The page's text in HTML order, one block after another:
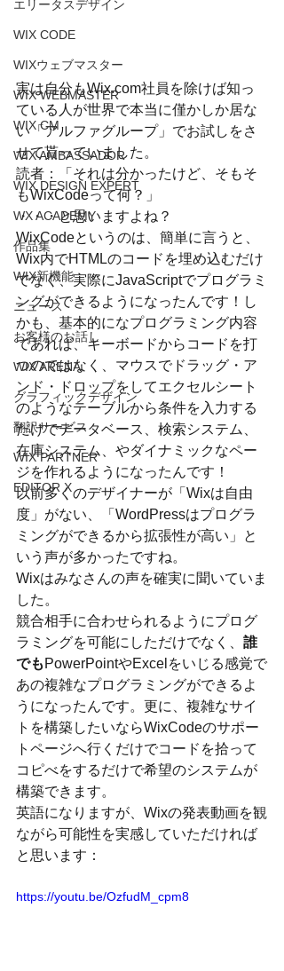
エリータスデザイン
WIX CODE
WIXウェブマスター
WIX WEBMASTER
WIX CM
WIX AMBASSADOR
WIX DESIGN EXPERT
WX ACADEMY
作品集
WIX新機能
ニュース
お客様のお話し
WIX ARENA
グラフィックデザイン
翻訳サービス
WIX PARTNER
EDITOR X
実は自分もWix.com社員を除けば知っ
ている人が世界で本当に僅かしか居な
い「アルファグループ」でお試しをさ
せて貰っていました。
読者：「それは分かったけど、そもそ
もWixCodeって何？」
・・・と思いますよね？
WixCodeというのは、簡単に言うと、
Wix内でHTMLのコードを埋め込むだけ
でなく、実際にJavaScriptでプログラミ
ングができるようになったんです！し
かも、基本的になプログラミング内容
であれば、キーボードからコードを打
つのではなく、マウスでドラッグ・ア
ンド・ドロップをしてエクセルシート
のようなテーブルから条件を入力する
だけでデータベース、検索システム、
在庫システム、やダイナミックなペー
ジを作れるようになったんです！
以前多くのデザイナーが「Wixは自由
度」がない、「WordPressはプログラ
ミングができるから拡張性が高い」と
いう声が多かったですね。
Wixはみなさんの声を確実に聞いていま
した。
競合相手に合わせられるようにプログ
ラミングを可能にしただけでなく、 誰
でも PowerPointやExcelをいじる感覚で
あの複雑なプログラミングができるよ
うになったんです。更に、複雑なサイ
トを構築したいならWixCodeのサポー
トページへ行くだけでコードを拾って
コピべをするだけで希望のシステムが
構築できます。
英語になりますが、Wixの発表動画を観
ながら可能性を実感していただければ
と思います：
https://youtu.be/OzfudM_cpm8